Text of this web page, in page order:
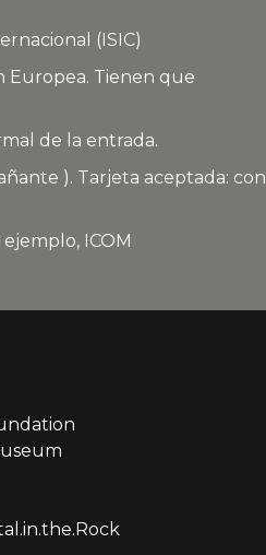
(ISIC)
Europea. Tienen que
de la entrada.
). Tarjeta aceptada: con
ICOM